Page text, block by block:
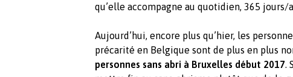
qu’elle accompagne au quotidien, 365 jours/
Aujourd’hui, encore plus qu’hier, les
précarité en Belgique sont de plus en plus
personnes sans abri à Bruxelles début 2017.